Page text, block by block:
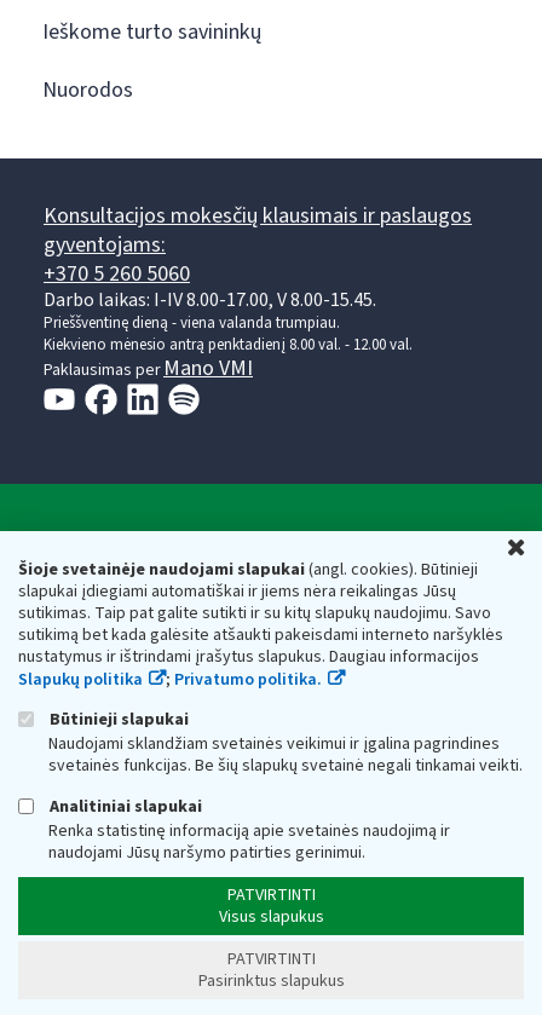
Šioje svetainėje naudojami slapukai(angl. cookies). Būtinieji
slapukai įdiegiami automatiškai ir jiems nėra reikalingas Jūsų
sutikimas. Taip pat galite sutikti ir su kitų slapukų naudojimu. Savo
sutikimą bet kada galėsite atšaukti pakeisdami interneto naršyklės
nustatymus ir ištrindami įrašytus slapukus. Daugiau informacijos
Slapukų politika
; Privatumo politika.
Būtinieji slapukai
Naudojami sklandžiam svetainės veikimui ir įgalina pagrindines
svetainės funkcijas. Be šių slapukų svetainė negali tinkamai veikti.
Analitiniai slapukai
Renka statistinę informaciją apie svetainės naudojimą ir
naudojami Jūsų naršymo patirties gerinimui.
PATVIRTINTI
Visus slapukus
PATVIRTINTI
Pasirinktus slapukus
Ieškome turto savininkų
Nuorodos
Konsultacijos mokesčių klausimais ir paslaugos
gyventojams:
+370 5 260 5060
Darbo laikas: I-IV 8.00-17.00, V 8.00-15.45.
Prieššventinę dieną - viena valanda trumpiau.
Kiekvieno mėnesio antrą penktadienį 8.00 val. - 12.00 val.
Paklausimas per Mano VMI
Respublikos finansų ministerijos
Biudžetinė įstaiga. Juridinio asmens kodas — 188659752,
adresas: Vasario 16-osios g. 14, 01107 Vilnius, Lietuva, el.paštas:
vmi@vmi.lt, E. pristatymo dėžutės adresas 188659752
Duomenys apie Valstybinę mokesčių inspekciją prie Lietuvos
Respublikos finansų ministerijos kaupiami ir saugomi Juridinių